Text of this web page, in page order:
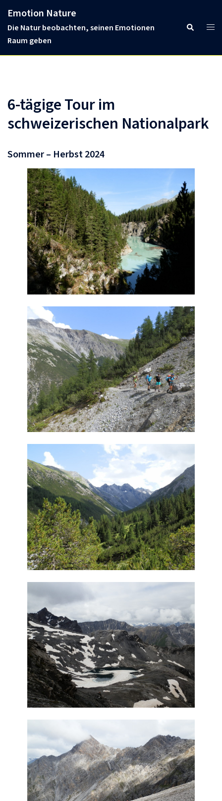
content
Emotion Nature
Die Natur beobachten, seinen Emotionen
Raum geben
Search
6-tägige Tour im
schweizerischen Nationalpark
Sommer – Herbst 2024